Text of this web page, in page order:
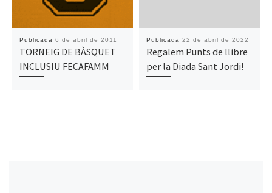
Publicada 6 de abril de 2011
TORNEIG DE BÀSQUET
INCLUSIU FECAFAMM
Publicada 22 de abril de 2022
Regalem Punts de llibre
per la Diada Sant Jordi!